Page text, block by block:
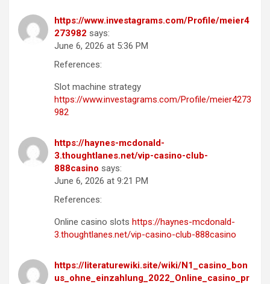
https://www.investagrams.com/Profile/meier4
273982 says:
June 6, 2026 at 5:36 PM
References:
Slot machine strategy
https://www.investagrams.com/Profile/meier4273
982
https://haynes-mcdonald-
3.thoughtlanes.net/vip-casino-club-
888casino says:
June 6, 2026 at 9:21 PM
References:
Online casino slots https://haynes-mcdonald-
3.thoughtlanes.net/vip-casino-club-888casino
https://literaturewiki.site/wiki/N1_casino_bon
us_ohne_einzahlung_2022_Online_casino_pr